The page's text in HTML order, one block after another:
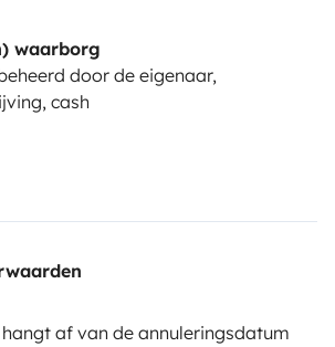
waarborg
door de eigenaar,
cash
af van de annuleringsdatum